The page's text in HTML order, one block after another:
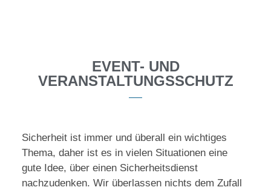
EVENT- UND
VERANSTALTUNGSSCHUTZ
Sicherheit ist immer und überall ein wichtiges
Thema, daher ist es in vielen Situationen eine
gute Idee, über einen Sicherheitsdienst
nachzudenken. Wir überlassen nichts dem Zufall